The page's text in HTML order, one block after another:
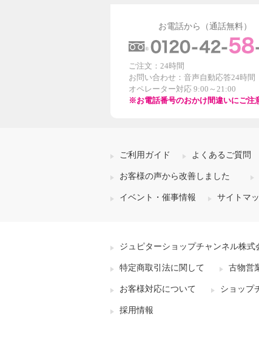
お電話から（通話無料）
ご注文：24時間
お問い合わせ：音声自動応答24時間
オペレーター対応 9:00～21:00
※お電話番号のおかけ間違いにご注
ご利用ガイド よくあるご質問
お客様の声から改善しました
イベント・催事情報 サイトマ
ジュピターショップチャンネル株式
特定商取引法に関して 古物営
お客様対応について ショップ
採用情報